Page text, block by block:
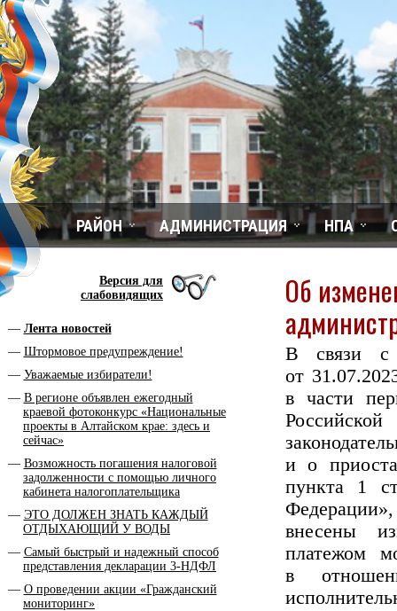
РАЙОН АДМИНИСТРАЦИЯ НПА
Версия для
слабовидящих
Лента новостей
Штормовое предупреждение!
Уважаемые избиратели!
В регионе объявлен ежегодный
краевой фотоконкурс «Национальные
проекты в Алтайском крае: здесь и
сейчас»
Возможность погашения налоговой
задолженности с помощью личного
кабинета налогоплательщика
ЭТО ДОЛЖЕН ЗНАТЬ КАЖДЫЙ
ОТДЫХАЮЩИЙ У ВОДЫ
Самый быстрый и надежный способ
представления декларации 3-НДФЛ
О проведении акции «Гражданский
мониторинг»
Об
В связи с
от
в части
и о
пункта 1
внесены
платежом
в